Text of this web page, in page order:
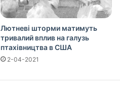
Лютневі шторми матимуть
тривалий вплив на галузь
птахівництва в США
2-04-2021